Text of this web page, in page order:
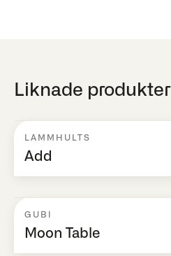
Liknade produkter
LAMMHULTS
Add
GUBI
Moon Table